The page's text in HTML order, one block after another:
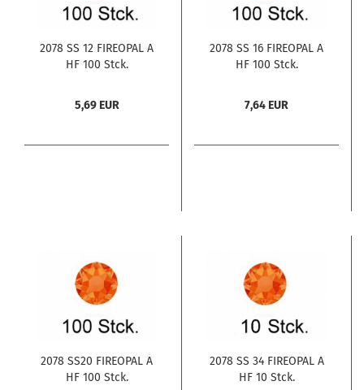
2078 SS 12 FIREOPAL A
HF 100 Stck.
5,69 EUR
2078 SS 16 FIREOPAL A
HF 100 Stck.
7,64 EUR
2078 SS20 FIREOPAL A
HF 100 Stck.
2078 SS 34 FIREOPAL A
HF 10 Stck.